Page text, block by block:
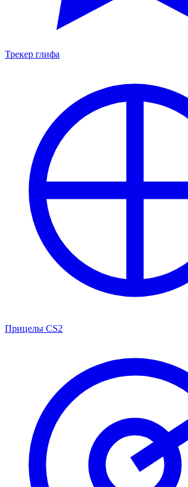
Трекер глифа
Прицелы CS2